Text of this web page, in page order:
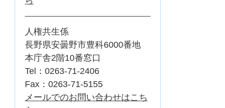
人権共生係
長野県安曇野市豊科6000番地
本庁舎2階10番窓口
Tel：0263-71-2406
Fax：0263-71-5155
メールでのお問い合わせはこち